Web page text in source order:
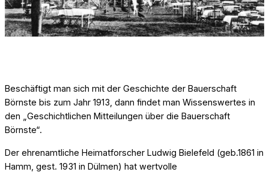
Beschäftigt man sich mit der Geschichte der Bauerschaft
Börnste bis zum Jahr 1913, dann findet man Wissenswertes in
den „Geschichtlichen Mitteilungen über die Bauerschaft
Börnste“.
Der ehrenamtliche Heimatforscher Ludwig Bielefeld (geb.1861 in
Hamm, gest. 1931 in Dülmen) hat wertvolle